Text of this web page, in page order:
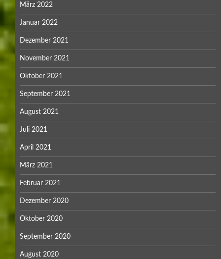
März 2022
Januar 2022
Dezember 2021
November 2021
Oktober 2021
September 2021
August 2021
Juli 2021
April 2021
März 2021
Februar 2021
Dezember 2020
Oktober 2020
September 2020
August 2020